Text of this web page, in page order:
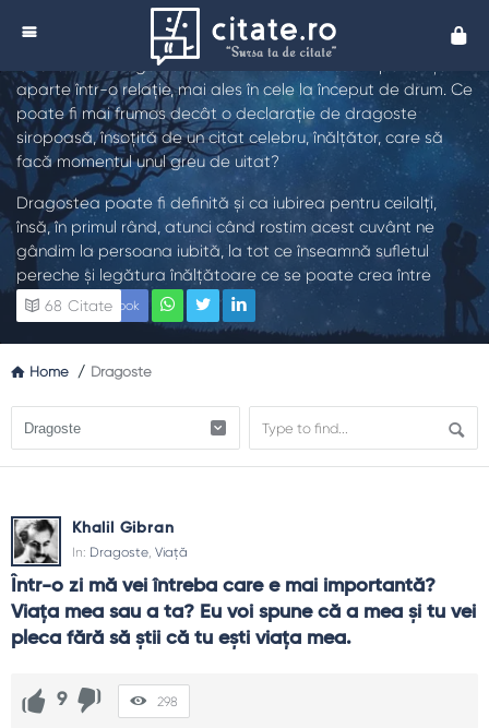
Citate de Dragoste - Citate despre Dragoste -
Citate Dragoste
Citatele de dragoste au avut întotdeauna o importanță
aparte într-o relație, mai ales în cele la început de drum. Ce
poate fi mai frumos decât o declarație de dragoste
siropoasă, însoțită de un citat celebru, înălțător, care să
facă momentul unul greu de uitat?
Dragostea poate fi definită și ca iubirea pentru ceilalți,
însă, în primul rând, atunci când rostim acest cuvânt ne
gândim la persoana iubită, la tot ce înseamnă sufletul
pereche și legătura înălțătoare ce se poate crea între
două persoane.
Dragostea, sentimentul complex ce se poate manifesta în
diferite forme, poate fi ușor exprimată printr-un citat
importante dintre acestea și aduse aici, pentru cei care vor
să exprime mai mult decât au făcut-o până acum.
acum mult mai simplu de împărtășit cu ajutorul unui citat de
dragoste celebru, unul care sa spună totul în cât mai puține
cuvinte.
Facebook
68 Citate
Home / Dragoste
Khalil Gibran
In: Dragoste, Viață
Într-o zi mă vei întreba care e mai importantă?
Viaţa mea sau a ta? Eu voi spune că a mea şi tu vei
pleca fără să ştii că tu eşti viaţa mea.
9 298